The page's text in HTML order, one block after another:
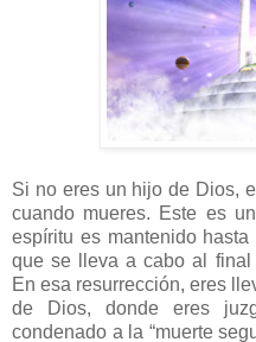
Si no eres un hijo de Dios,
cuando mueres. Este es
espíritu es mantenido
que se lleva a cabo al
En esa resurrección, eres
de Dios, donde eres
condenado a la “muerte